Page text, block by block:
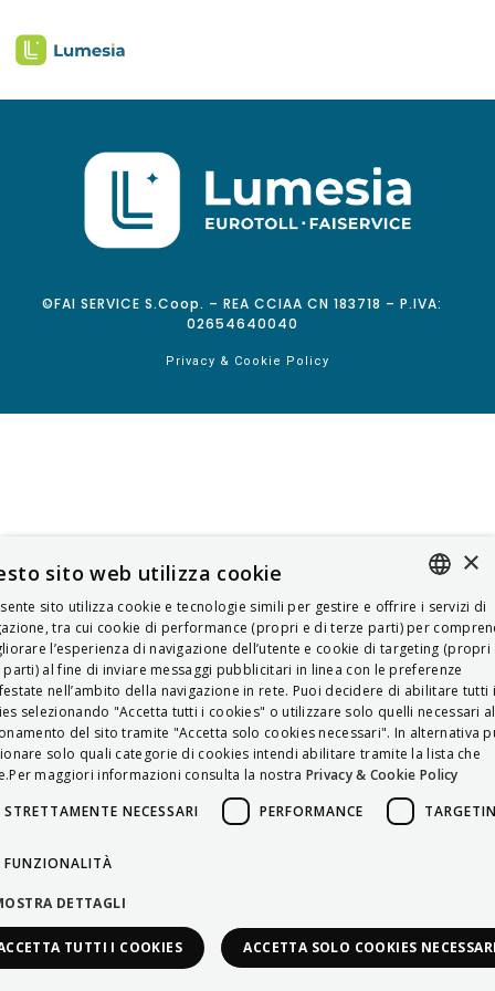
©FAI SERVICE S.Coop. – REA CCIAA CN 183718 – P.IVA:
02654640040
Privacy & Cookie Policy
ITALIAN
ENGLISH
FRENCH
HUNGARIAN
DEUTSCH
POLSKI
×
sito web utilizza cookie
sito utilizza cookie e tecnologie simili per gestire e offrire i servizi di
tra cui cookie di performance (propri e di terze parti) per
l’esperienza di navigazione dell’utente e cookie di targeting (propri
parti) al fine di inviare messaggi pubblicitari in linea con le preferenze
nell’ambito della navigazione in rete. Puoi decidere di abilitare tutti i
selezionando "Accetta tutti i cookies" o utilizzare solo quelli necessari al
del sito tramite "Accetta solo cookies necessari". In alternativa
solo quali categorie di cookies intendi abilitare tramite la lista che
maggiori informazioni consulta la nostra Privacy & Cookie Policy
STRETTAMENTE NECESSARI
PERFORMANCE
FUNZIONALITÀ
DETTAGLI
TUTTI I COOKIES ACCETTA SOLO COOKIES